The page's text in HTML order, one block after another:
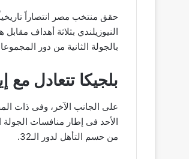
حقق منتخب مصر انتصاراً
النيوزيلندي بثلاثة أهداف
بالجولة الثانية من دور المجموعات لمونديال 2026، الذي تستضيفه الولايات
بلجيكا تتعادل مع
على الجانب الآخر، وفى ذات
الأحد فى إطار منافسات الجولة
من حسم التأهل لدور الـ32.